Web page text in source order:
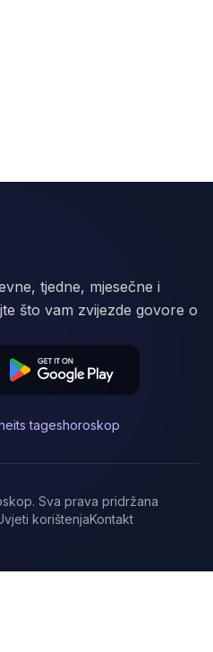
tjedne, mjesečne i
što vam zvijezde govore o
tageshoroskop
. Sva prava pridržana
korištenjaKontakt